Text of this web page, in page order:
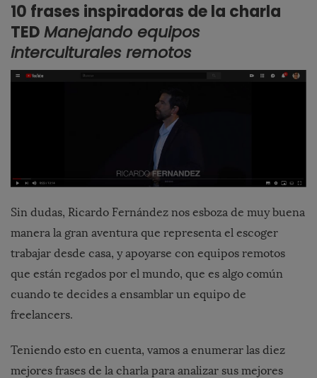
10 frases inspiradoras de la charla
TEDManejando equipos
interculturales remotos
Sin dudas, Ricardo Fernández nos esboza de muy buena
manera la gran aventura que representa el escoger
trabajar desde casa, y apoyarse con equipos remotos
que están regados por el mundo, que es algo común
cuando te decides a ensamblar un equipo de
freelancers.
Teniendo esto en cuenta, vamos a enumerar las diez
mejores frases de la charla para analizar sus mejores